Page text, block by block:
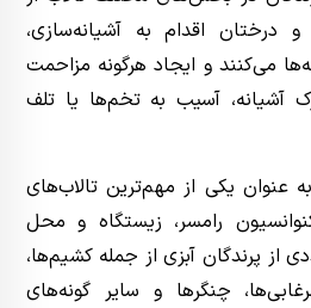
و درختان اقدام به آشیانه‌سازی،
می‌کنند و ایجاد هرگونه مزاحمت
آشیانه، آسیب به تخم‌ها یا تلف
عنوان یکی از مهم‌ترین تالاب‌های
رامسر، زیستگاه و محل
از پرندگان آبزی از جمله کشیم‌ها،
چنگرها و سایر گونه‌های